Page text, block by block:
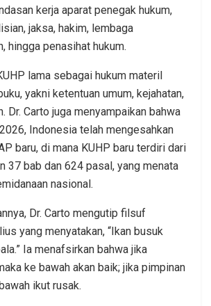
kerja aparat penegak hukum,
jaksa, hakim, lembaga
hingga penasihat hukum.
lama sebagai hukum materil
yakni ketentuan umum, kejahatan,
Dr. Carto juga menyampaikan bahwa
Indonesia telah mengesahkan
baru, di mana KUHP baru terdiri dari
37 bab dan 624 pasal, yang menata
nasional.
Dr. Carto mengutip filsuf
yang menyatakan, “Ikan busuk
Ia menafsirkan bahwa jika
ke bawah akan baik; jika pimpinan
ikut rusak.